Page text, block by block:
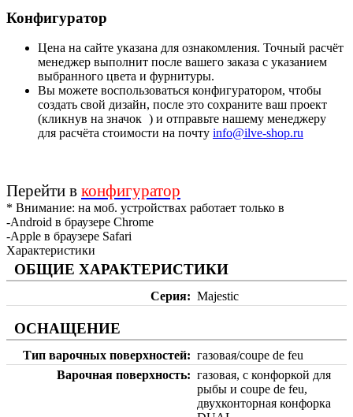
Конфигуратор
Цена на сайте указана для ознакомления. Точный расчёт
менеджер выполнит после вашего заказа с указанием
выбранного цвета и фурнитуры.
Вы можете воспользоваться конфигуратором, чтобы
создать свой дизайн, после это сохраните ваш проект
(кликнув на значок ) и отправьте нашему менеджеру
для расчёта стоимости на почту info@ilve-shop.ru
Перейти в конфигуратор
* Внимание: на моб. устройствах работает только в
-Android в браузере Chrome
-Apple в браузере Safari
Характеристики
ОБЩИЕ ХАРАКТЕРИСТИКИ
Серия Majestic
ОСНАЩЕНИЕ
Тип варочных поверхностей
газовая/coupe de feu
Варочная поверхность
газовая, с конфоркой для
рыбы и coupe de feu,
двухконторная конфорка